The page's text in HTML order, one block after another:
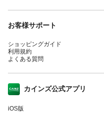
お客様サポート
ショッピングガイド
利用規約
よくある質問
カインズ公式アプリ
iOS版